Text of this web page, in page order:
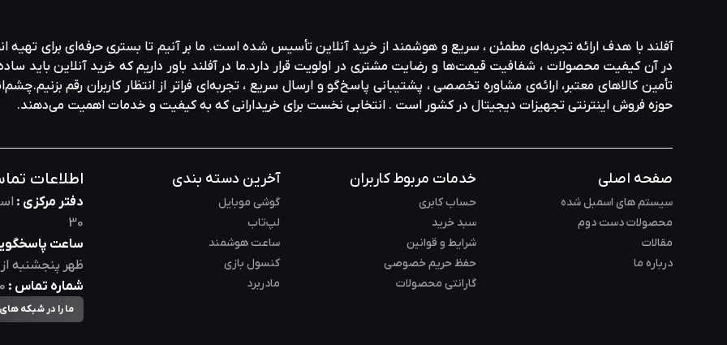
آفلند با هدف ارائه‌ تجربه‌ای مطمئن ، سریع و هوشمند از خرید آنلاین تأسیس شده است. ما بر آنیم تا بستری حرفه‌ای برای تهیه‌
در آن کیفیت محصولات ، شفافیت قیمت‌ها و رضایت مشتری در اولویت قرار دارد.ما در آفلند باور داریم که خرید آنلاین باید
تأمین کالاهای معتبر، ارائه‌ی مشاوره‌ تخصصی ، پشتیبانی پاسخ‌گو و ارسال سریع ، تجربه‌ای فراتر از انتظار کاربران رقم
حوزه‌ فروش اینترنتی تجهیزات دیجیتال در کشور است . انتخابی نخست برای خریدارانی که به کیفیت و خدمات اهمیت می‌دهند.
صفحه اصلی
سیستم های اسمبل شده
محصولات دست دوم
مقالات
درباره ما
خدمات مربوط کاربران
حساب کابری
سبد خرید
شرایط و قوانین
حفظ حریم خصوصی
گارانتی محصولات
آخرین دسته بندی
گوشی موبایل
لپ‌تاب
ساعت هوشمند
کنسول بازی
مادربرد
اطلاعات
دفتر مرکزی :
30
ساعت
ظهر پنجشنبه
شماره تماس :
ما را در شبکه